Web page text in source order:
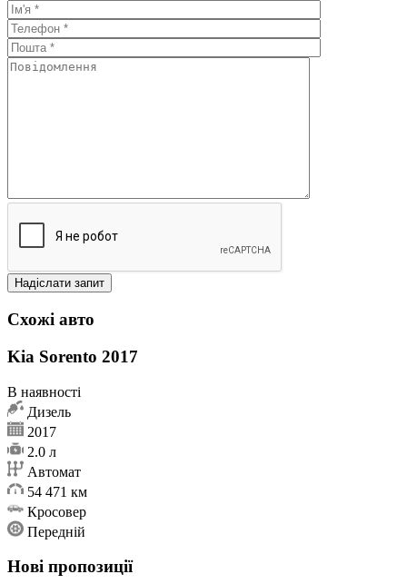
Схожі авто
Kia Sorento 2017
В наявності
Дизель
2017
2.0 л
Автомат
54 471 км
Кросовер
Передній
Нові пропозиції